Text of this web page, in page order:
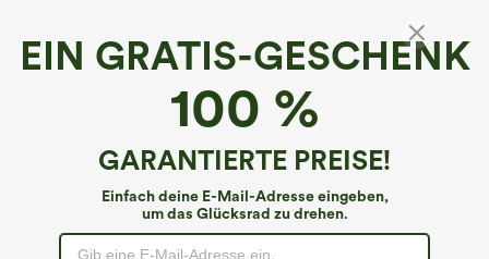
EIN GRATIS-GESCHENK
100 %
GARANTIERTE PREISE!
Einfach deine E-Mail-Adresse eingeben,
um das Glücksrad zu drehen.
SpeedWave™*
SpeedWave™ Mittlere Unterstützung
Reflektierendes Racerback-Top mit
und Sport
€8,95 EUR €22,95 EUR